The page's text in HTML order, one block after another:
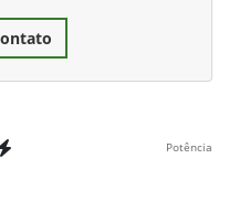
Potência